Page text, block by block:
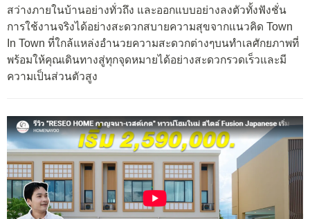
สว่างภายในบ้านอย่างทั่วถึง และออกแบบอย่างลงตัวทั้งฟังชั่น
การใช้งานจริงได้อย่างสะดวกสบายความสุขจากแนวคิด Town
In Town ที่ใกล้แหล่งอำนวยความสะดวกต่างๆบนทำเลศักยภาพที่
พร้อมให้คุณเดินทางสู่ทุกจุดหมายได้อย่างสะดวกรวดเร็วและมี
ความเป็นส่วนตัวสูง